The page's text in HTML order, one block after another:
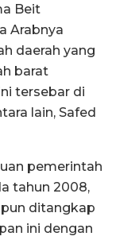
Beit
Arabnya
daerah yang
barat
tersebar di
lain, Safed
pemerintah
tahun 2008,
ditangkap
ini dengan